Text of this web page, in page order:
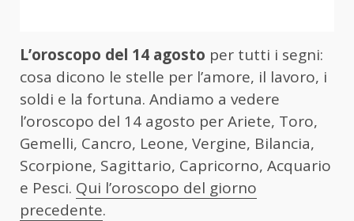
L’oroscopo del 14 agosto per tutti i segni:
cosa dicono le stelle per l’amore, il lavoro, i
soldi e la fortuna. Andiamo a vedere
l’oroscopo del 14 agosto per Ariete, Toro,
Gemelli, Cancro, Leone, Vergine, Bilancia,
Scorpione, Sagittario, Capricorno, Acquario
e Pesci. Qui l’oroscopo del giorno
precedente.